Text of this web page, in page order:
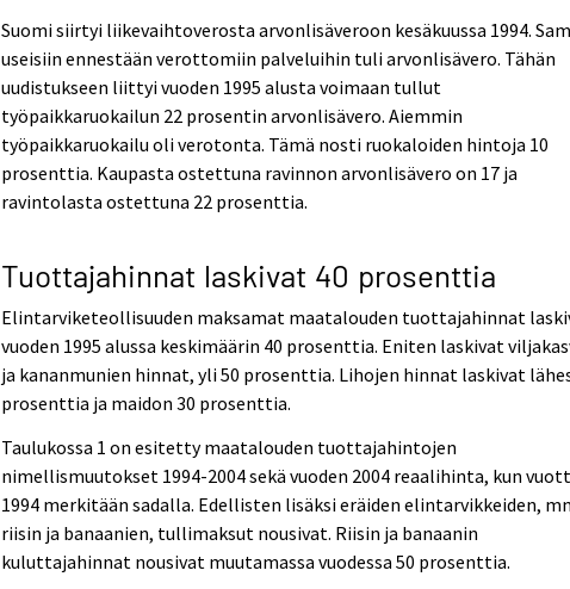
Suomi siirtyi liikevaihtoverosta arvonlisäveroon kesäkuussa 1994.
useisiin ennestään verottomiin palveluihin tuli arvonlisävero. Tähän
uudistukseen liittyi vuoden 1995 alusta voimaan tullut
työpaikkaruokailun 22 prosentin arvonlisävero. Aiemmin
työpaikkaruokailu oli verotonta. Tämä nosti ruokaloiden hintoja 10
prosenttia. Kaupasta ostettuna ravinnon arvonlisävero on 17 ja
ravintolasta ostettuna 22 prosenttia.
Tuottajahinnat laskivat 40 prosenttia
Elintarviketeollisuuden maksamat maatalouden tuottajahinnat
vuoden 1995 alussa keskimäärin 40 prosenttia. Eniten laskivat
ja kananmunien hinnat, yli 50 prosenttia. Lihojen hinnat laskivat
prosenttia ja maidon 30 prosenttia.
Taulukossa 1 on esitetty maatalouden tuottajahintojen
nimellismuutokset 1994-2004 sekä vuoden 2004 reaalihinta, kun
1994 merkitään sadalla. Edellisten lisäksi eräiden elintarvikkeiden,
riisin ja banaanien, tullimaksut nousivat. Riisin ja banaanin
kuluttajahinnat nousivat muutamassa vuodessa 50 prosenttia.